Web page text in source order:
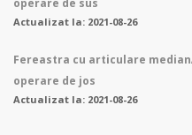
Actualizat la: 2021-08-26
Fereastra cu articulare
operare de jos
Actualizat la: 2021-08-26